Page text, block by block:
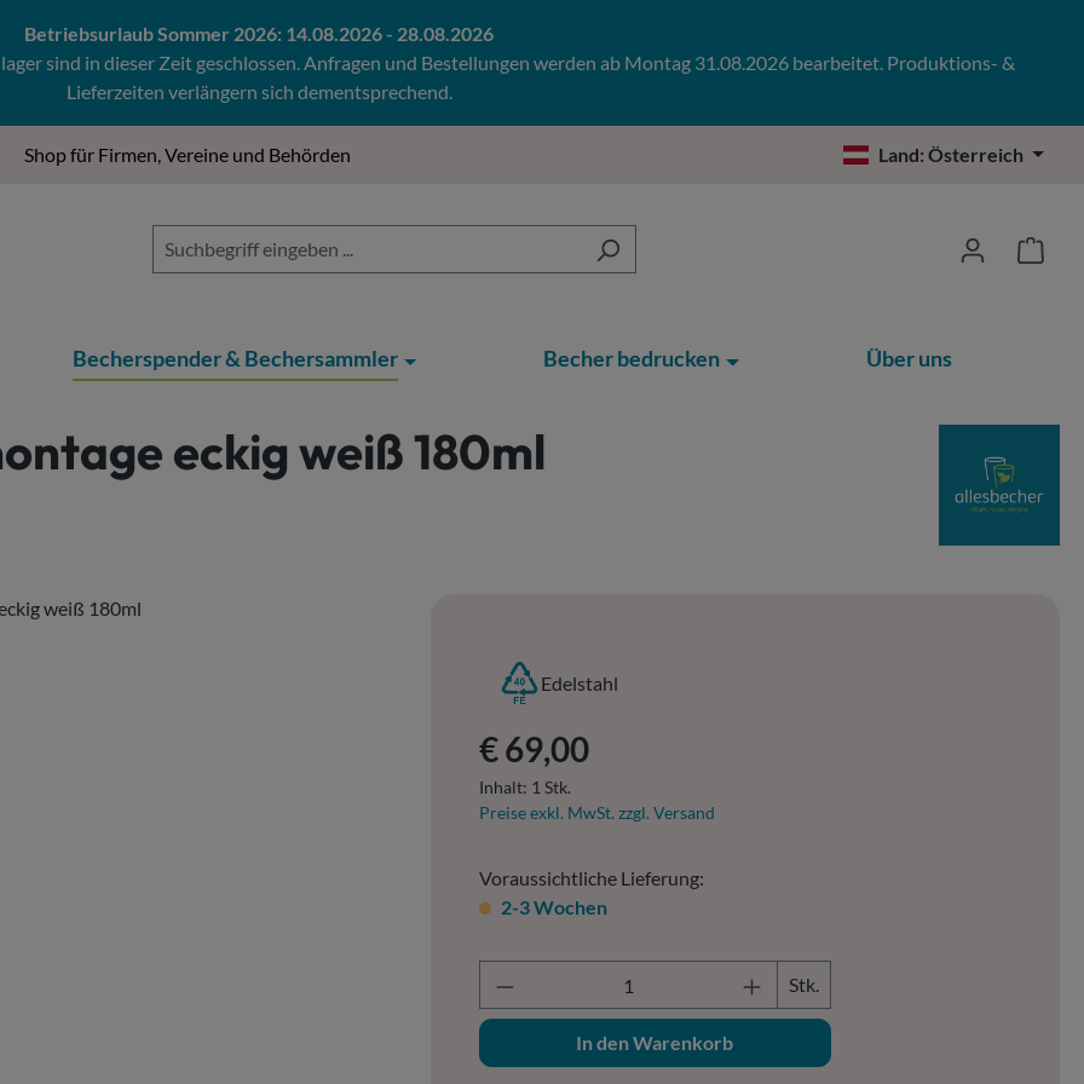
Betriebsurlaub Sommer 2026: 14.08.2026 - 28.08.2026
sind in dieser Zeit geschlossen. Anfragen und Bestellungen werden ab Montag 31.08.2026 bearbeitet. Produktions- &
Lieferzeiten verlängern sich dementsprechend.
Shop für Firmen, Vereine und Behörden Land:Österreich
Becherspender & Bechersammler Becher bedrucken Über uns
eckig weiß 180ml
Edelstahl
Regulärer Preis:
€ 69,00
Inhalt: 1 Stk.
Preise exkl. MwSt. zzgl. Versand
Voraussichtliche Lieferung:
2-3 Wochen
Produkt Anzahl: Gib den gewünschten Wert
Stk.
In den Warenkorb